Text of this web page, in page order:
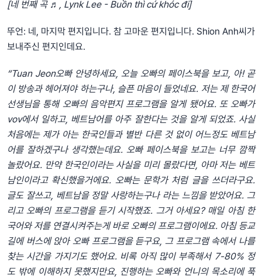
[네 번째 곡 ♬, Lynk Lee - Buồn thì cứ khóc đi]
뚜언: 네, 마지막 편지입니다. 참 고마운 편지입니다. Shion Anh씨가
보내주신 편지인데요.
“Tuan Jeon오빠 안녕하세요, 오늘 오빠의 페이스북을 보고, 아! 곧
이 방송과 헤어져야 하는구나, 슬픈 마음이 들었네요. 저는 제 한국어
선생님을 통해 오빠의 음악편지 프로그램을 알게 됐어요. 또 오빠가
vov에서 일하고, 베트남어를 아주 잘한다는 것을 알게 되었죠. 사실
처음에는 제가 아는 한국인들과 별반 다른 것 없이 어느정도 베트남
어를 잘하겠구나 생각했는데요. 오빠 페이스북을 보고는 너무 깜짝
놀랐어요. 만약 한국인이라는 사실을 미리 몰랐다면, 아마 저는 베트
남인이라고 확신했을거에요. 오빠는 문학가 처럼 글을 쓰더라구요.
글도 잘쓰고, 베트남을 정말 사랑하는구나 라는 느낌을 받았어요. 그
리고 오빠의 프로그램을 듣기 시작했죠. 그거 아세요? 매일 아침 한
국어와 저를 연결시켜주는게 바로 오빠의 프로그램이에요. 아침 등교
길에 버스에 앉아 오빠 프로그램을 듣구요, 그 프로그램 속에서 나를
찾는 시간을 가지기도 했어요. 비록 아직 많이 부족해서 7-80% 정
도 밖에 이해하지 못했지만요, 진행하는 오빠와 언니의 목소리에 푹